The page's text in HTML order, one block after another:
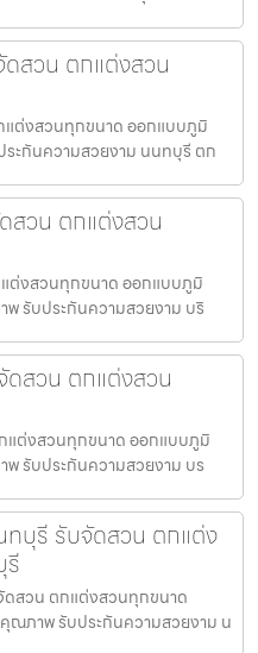
ดสวน ตกแต่งสวน
แต่งสวนทุกขนาด ออกแบบภูมิ
ะกันความสวยงาม นนทบุรี ตก
สวน ตกแต่งสวน
ต่งสวนทุกขนาด ออกแบบภูมิ
พ รับประกันความสวยงาม บริ
ดสวน ตกแต่งสวน
แต่งสวนทุกขนาด ออกแบบภูมิ
พ รับประกันความสวยงาม บร
ทบุรี รับจัดสวน ตกแต่ง
ดสวน ตกแต่งสวนทุกขนาด
ณภาพ รับประกันความสวยงาม น